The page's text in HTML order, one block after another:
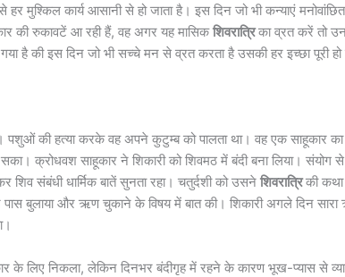
मुश्किल कार्य आसानी से हो जाता है। इस दिन जो भी कन्याएं मनोवांछित
की रुकावटें आ रही हैं, वह अगर यह मासिकशिवरात्रिका व्रत करें तो
है की इस दिन जो भी सच्चे मन से व्रत करता है उसकी हर इच्छा पूरी हो
पशुओं की हत्या करके वह अपने कुटुम्ब को पालता था। वह एक साहूकार
क्रोधवश साहूकार ने शिकारी को शिवमठ में बंदी बना लिया। संयोग
शिव संबंधी धार्मिक बातें सुनता रहा। चतुर्दशी को उसनेशिवरात्रिकी कथा
बुलाया और ऋण चुकाने के विषय में बात की। शिकारी अगले दिन
के लिए निकला, लेकिन दिनभर बंदीगृह में रहने के कारण भूख-प्यास से